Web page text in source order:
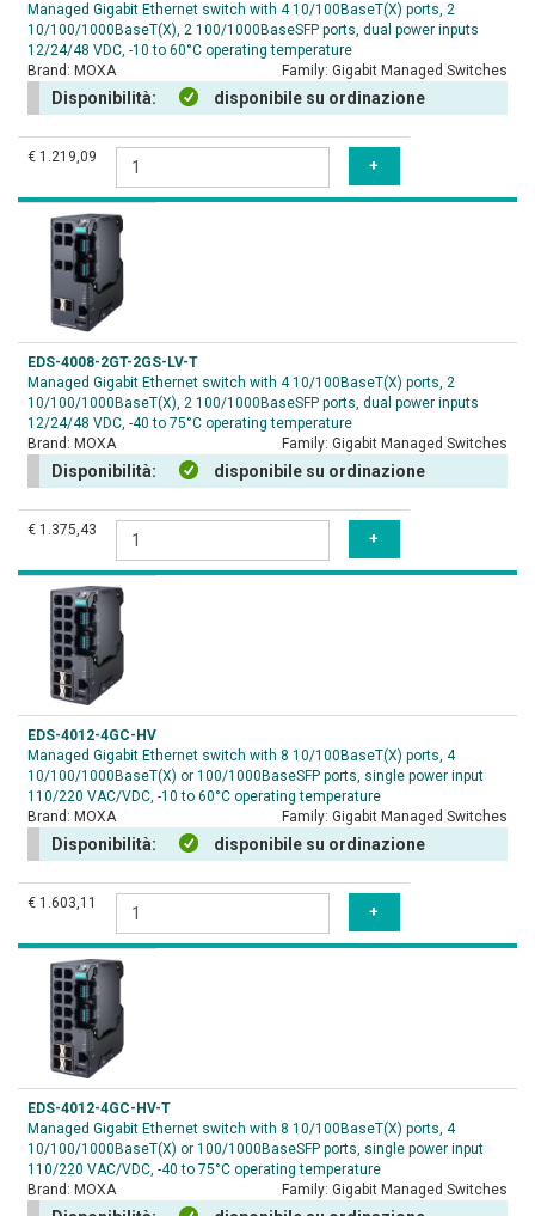
Managed Gigabit Ethernet switch with 4 10/100BaseT(X) ports, 2
10/100/1000BaseT(X), 2 100/1000BaseSFP ports, dual power inputs
12/24/48 VDC, -10 to 60°C operating temperature
Brand: MOXA Family: Gigabit Managed Switches
Disponibilità: disponibile su ordinazione
€ 1.219,09
EDS-4008-2GT-2GS-LV-T
Managed Gigabit Ethernet switch with 4 10/100BaseT(X) ports, 2
10/100/1000BaseT(X), 2 100/1000BaseSFP ports, dual power inputs
12/24/48 VDC, -40 to 75°C operating temperature
Brand: MOXA Family: Gigabit Managed Switches
Disponibilità: disponibile su ordinazione
€ 1.375,43
EDS-4012-4GC-HV
Managed Gigabit Ethernet switch with 8 10/100BaseT(X) ports, 4
10/100/1000BaseT(X) or 100/1000BaseSFP ports, single power input
110/220 VAC/VDC, -10 to 60°C operating temperature
Brand: MOXA Family: Gigabit Managed Switches
Disponibilità: disponibile su ordinazione
€ 1.603,11
EDS-4012-4GC-HV-T
Managed Gigabit Ethernet switch with 8 10/100BaseT(X) ports, 4
10/100/1000BaseT(X) or 100/1000BaseSFP ports, single power input
110/220 VAC/VDC, -40 to 75°C operating temperature
Brand: MOXA Family: Gigabit Managed Switches